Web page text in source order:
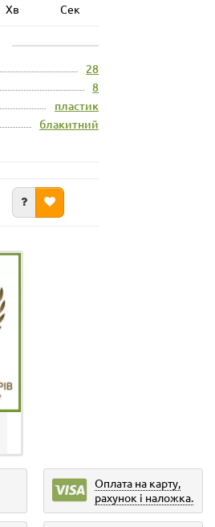
Хв Сек
28
8
пластик
блакитний
Оплата на карту,
рахунок і наложка.